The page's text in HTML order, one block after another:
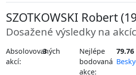
SZOTKOWSKI Robert
Dosažené výsledky na
Absolovovaných
akcí:
3
Nejlépe
bodovaná
akce:
79.76